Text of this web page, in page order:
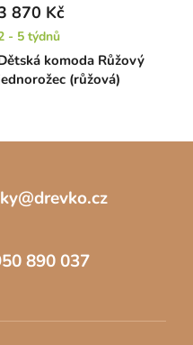
komoda Růžový
(růžová)
870 Kč
- 5 týdnů
@drevko.cz
890 037